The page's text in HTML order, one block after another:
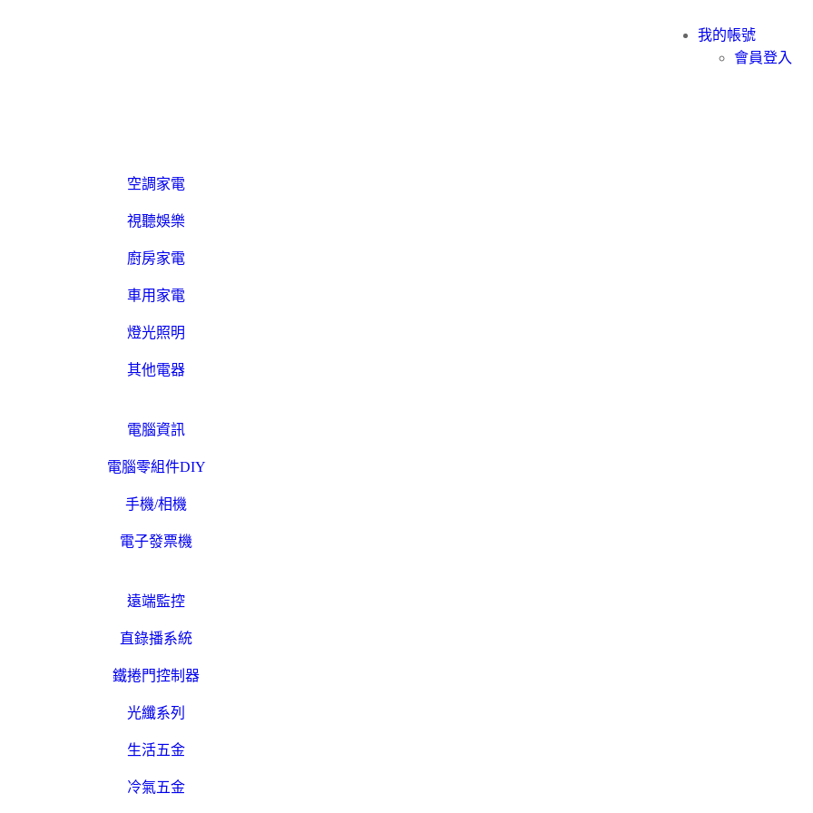
我的帳號
會員登入
空調家電
視聽娛樂
廚房家電
車用家電
燈光照明
其他電器
電腦資訊
電腦零組件DIY
手機/相機
電子發票機
遠端監控
直錄播系統
鐵捲門控制器
光纖系列
生活五金
冷氣五金